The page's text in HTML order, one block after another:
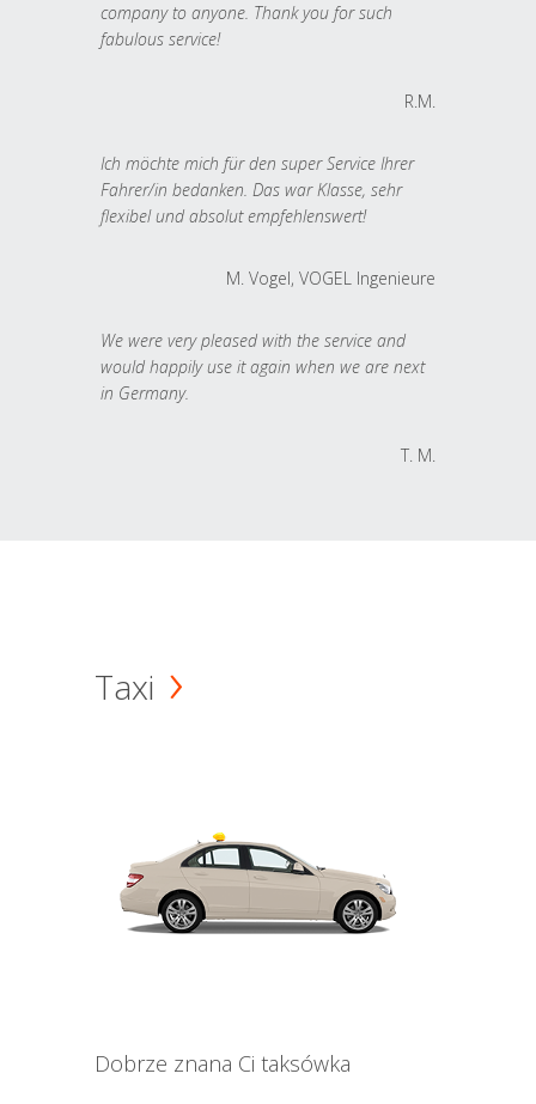
company to anyone. Thank you for such
fabulous service!
R.M.
Ich möchte mich für den super Service Ihrer
Fahrer/in bedanken. Das war Klasse, sehr
flexibel und absolut empfehlenswert!
M. Vogel, VOGEL Ingenieure
We were very pleased with the service and
would happily use it again when we are next
in Germany.
T. M.
Taxi
Dobrze znana Ci taksówka